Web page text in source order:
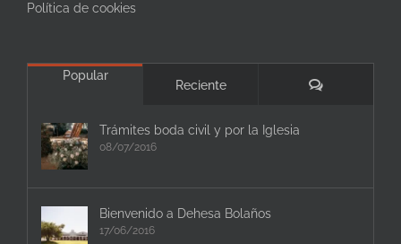
Política de cookies
Popular
Reciente Comentarios
Trámites boda civil y por la Iglesia
08/07/2016
Bienvenido a Dehesa Bolaños
17/06/2016